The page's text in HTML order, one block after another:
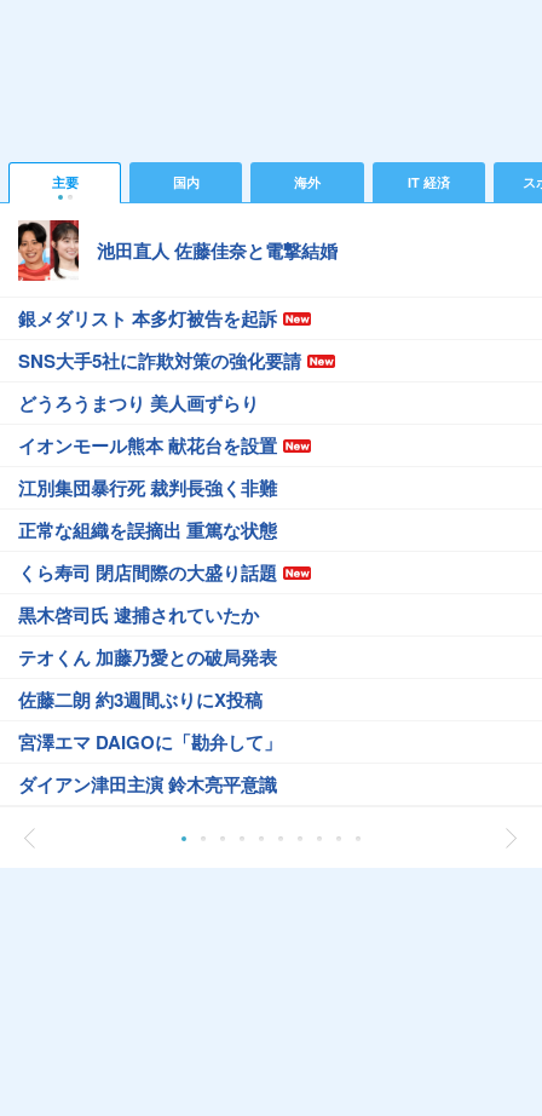
主要 国内 海外 IT 経済 ス
池田直人 佐藤佳奈と電撃結婚
銀メダリスト 本多灯被告を起訴
SNS大手5社に詐欺対策の強化要請
どうろうまつり 美人画ずらり
イオンモール熊本 献花台を設置
江別集団暴行死 裁判長強く非難
正常な組織を誤摘出 重篤な状態
くら寿司 閉店間際の大盛り話題
黒木啓司氏 逮捕されていたか
テオくん 加藤乃愛との破局発表
佐藤二朗 約3週間ぶりにX投稿
宮澤エマ DAIGOに「勘弁して」
ダイアン津田主演 鈴木亮平意識